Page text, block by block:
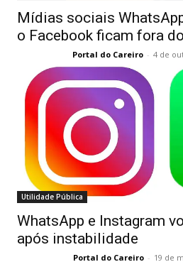
Mídias sociais
o Facebook ficam fora
Portal do Careiro - 4 de
Utilidade Pública
WhatsApp e Instagram
após instabilidade
Portal do Careiro - 19 de